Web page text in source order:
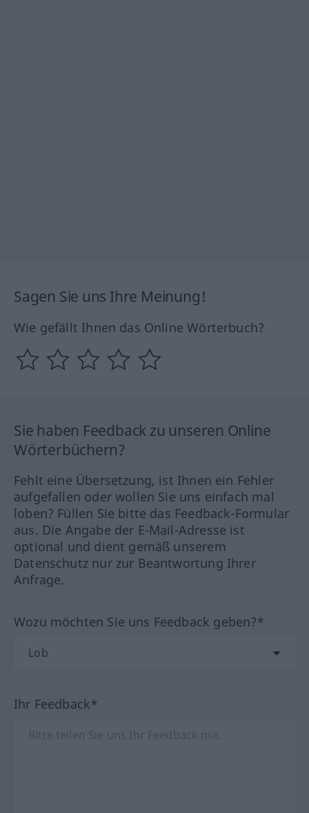
Sagen Sie uns Ihre Meinung!
Wie gefällt Ihnen das Online Wörterbuch?
Sie haben Feedback zu unseren Online
Wörterbüchern?
Fehlt eine Übersetzung, ist Ihnen ein Fehler
aufgefallen oder wollen Sie uns einfach mal
loben? Füllen Sie bitte das Feedback-Formular
aus. Die Angabe der E-Mail-Adresse ist
optional und dient gemäß unserem
Datenschutz nur zur Beantwortung Ihrer
Anfrage.
Wozu möchten Sie uns Feedback geben?*
Ihr Feedback*